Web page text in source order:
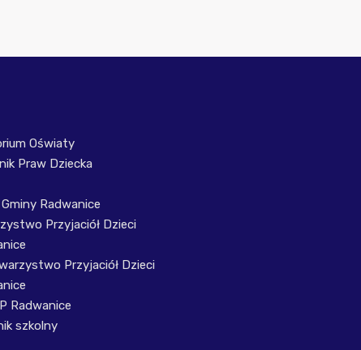
Oświaty
Praw Dziecka
Radwanice
Przyjaciół Dzieci
Przyjaciół Dzieci
Radwanice
szkolny